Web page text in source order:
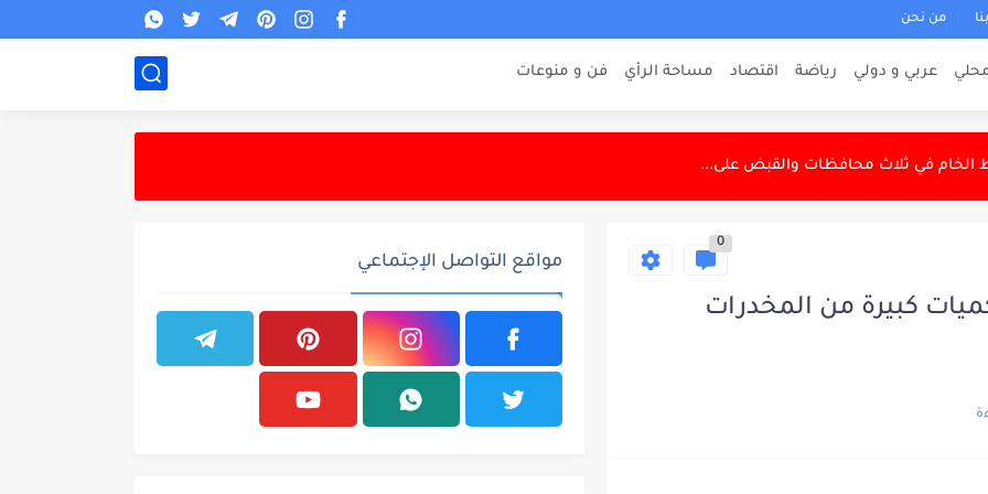
من نحن
عربي و دولي رياضة اقتصاد مساحة الرأي فن و منوعات
العسكرية في السيطرات
تجمع السعودية وتركيا وباكستان
الخام في ثلاث محافظات والقبض على...
تشهد مستوى عالٍ من الأمن والاستقرار
منذ يناير 2026
شهب البرشاويات في مشهد نادر
0
كبيرة من المخدرات
مواقع التواصل الإجتماعي